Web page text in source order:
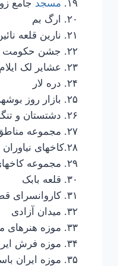
۱۹. مسجد جامع
۲۰. ارگ بم
۲۱. نارین قلعه نائین
۲۲. جشن حکومت زنان در افوس
۲۳. عشایر لک ایلام
۲۴. دره لار
۲۵. بازار روز بوشهر
۲۶. دشتستان و تنگستان
۲۷. مجموعه مناطق حفاظت شده جاجرود
۲۸.کاخهای نیاوران
۲۹. مجموعه کاخهای سعدآباد
۳۰. قلعه بابک
۳۱. کاروانسرای قصر بهرام
۳۲. میدان آزادی
۳۳. موزه هنرهای معاصر
۳۴. موزه فرش ایران
۳۵. موزه ایران باستان